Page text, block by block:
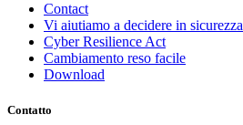
Contact
Vi aiutiamo a decidere in sicurezza
Cyber Resilience Act
Cambiamento reso facile
Download
Contatto